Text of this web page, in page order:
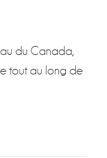
du Canada,
tout au long de